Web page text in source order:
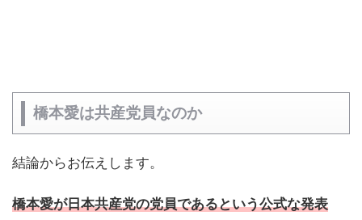
橋本愛は共産党員なのか
結論からお伝えします。
橋本愛が日本共産党の党員であるという公式な発表